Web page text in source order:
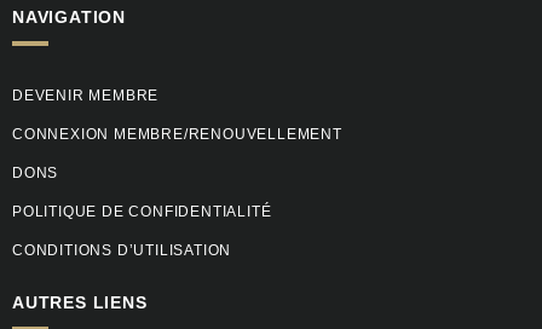
NAVIGATION
DEVENIR MEMBRE
CONNEXION MEMBRE/RENOUVELLEMENT
DONS
POLITIQUE DE CONFIDENTIALITÉ
CONDITIONS D’UTILISATION
AUTRES LIENS